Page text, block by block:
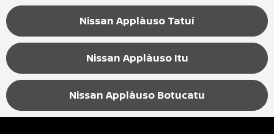
Nissan Applàuso Tatuí
Nissan Applàuso Itu
Nissan Applàuso Botucatu